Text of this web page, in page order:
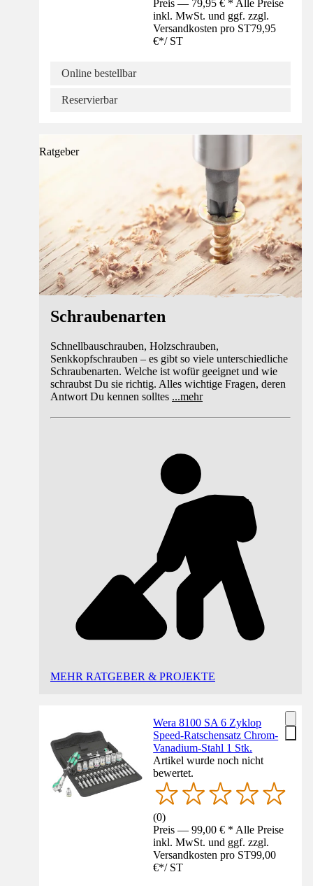
Preis — 79,95 € * Alle Preise
inkl. MwSt. und ggf. zzgl.
Versandkosten pro ST79,95
€*/ ST
Online bestellbar
Reservierbar
Ratgeber
Schraubenarten
Schnellbauschrauben, Holzschrauben,
Senkkopfschrauben – es gibt so viele unterschiedliche
Schraubenarten. Welche ist wofür geeignet und wie
schraubst Du sie richtig. Alles wichtige Fragen, deren
Antwort Du kennen solltes ...mehr
MEHR RATGEBER & PROJEKTE
Wera 8100 SA 6 Zyklop
Speed-Ratschensatz Chrom-
Vanadium-Stahl 1 Stk.
Artikel wurde noch nicht
bewertet.
(0)
Preis — 99,00 € * Alle Preise
inkl. MwSt. und ggf. zzgl.
Versandkosten pro ST99,00
€*/ ST